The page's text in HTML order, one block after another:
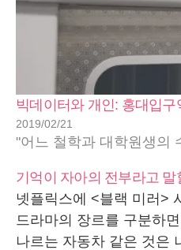
빅데이터와 개인: 홍대입구
2019/02/21
"어느 철학과 대학원생의
기억이 자아의 전부라고 말
넷플릭스에 <블랙 미러>
드라마의 장르를 구분하
나르는 자동차 같은 것은